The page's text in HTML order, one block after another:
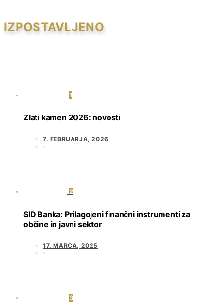
IZPOSTAVLJENO
1
Zlati kamen 2026: novosti
7. FEBRUARJA, 2026
2
SID Banka: Prilagojeni finančni instrumenti za
občine in javni sektor
17. MARCA, 2025
3